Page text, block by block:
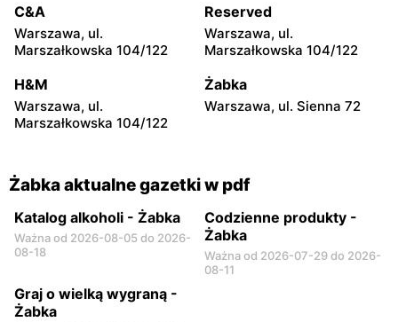
4
Żabka Żabka
Żabka
Warszawa, ul. Prosta 2/14
Żabka
C&A
Warszawa, ul.
Marszałkowska 104/122
Reserved
Warszawa, ul.
Marszałkowska 104/122
H&M
Warszawa, ul.
Marszałkowska 104/122
Żabka
Warszawa, ul. Sienna 72
Żabka aktualne gazetki w pdf
Katalog alkoholi - Żabka
Ważna od 2026-08-05 do 2026-
08-18
Codzienne produkty -
Żabka
Ważna od 2026-07-29 do 2026-
08-11
Graj o wielką wygraną -
Żabka